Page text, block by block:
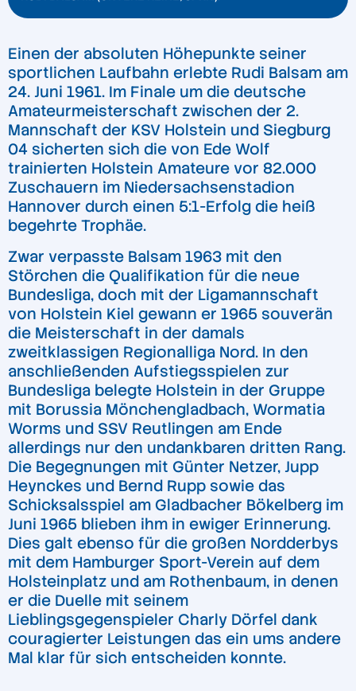
Einen der absoluten Höhepunkte seiner
sportlichen Laufbahn erlebte Rudi Balsam am
24. Juni 1961. Im Finale um die deutsche
Amateurmeisterschaft zwischen der 2.
Mannschaft der KSV Holstein und Siegburg
04 sicherten sich die von Ede Wolf
trainierten Holstein Amateure vor 82.000
Zuschauern im Niedersachsenstadion
Hannover durch einen 5:1-Erfolg die heiß
begehrte Trophäe.
Zwar verpasste Balsam 1963 mit den
Störchen die Qualifikation für die neue
Bundesliga, doch mit der Ligamannschaft
von Holstein Kiel gewann er 1965 souverän
die Meisterschaft in der damals
zweitklassigen Regionalliga Nord. In den
anschließenden Aufstiegsspielen zur
Bundesliga belegte Holstein in der Gruppe
mit Borussia Mönchengladbach, Wormatia
Worms und SSV Reutlingen am Ende
allerdings nur den undankbaren dritten Rang.
Die Begegnungen mit Günter Netzer, Jupp
Heynckes und Bernd Rupp sowie das
Schicksalsspiel am Gladbacher Bökelberg im
Juni 1965 blieben ihm in ewiger Erinnerung.
Dies galt ebenso für die großen Nordderbys
mit dem Hamburger Sport-Verein auf dem
Holsteinplatz und am Rothenbaum, in denen
er die Duelle mit seinem
Lieblingsgegenspieler Charly Dörfel dank
couragierter Leistungen das ein ums andere
Mal klar für sich entscheiden konnte.